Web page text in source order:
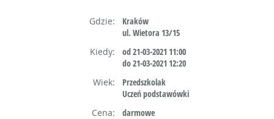
Gdzie:
Kraków
ul. Wietora 13/15
Kiedy:
od 21-03-2021 11:00
do 21-03-2021 12:20
Wiek:
Przedszkolak
Uczeń podstawówki
Cena:
darmowe